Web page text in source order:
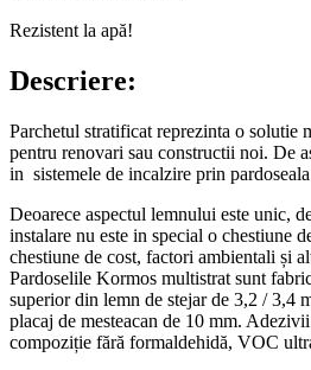
Rezistent la apă!
Descriere:
Parchetul stratificat reprezinta o solutie
pentru renovari sau constructii noi. De
in sistemele de incalzire prin
Deoarece aspectul lemnului este unic,
instalare nu este in special o chestiune
chestiune de cost, factori ambientali și
Pardoselile Kormos multistrat sunt
superior din lemn de stejar de 3,2 / 3,4
placaj de mesteacan de 10 mm.
compoziție fără formaldehidă, VOC